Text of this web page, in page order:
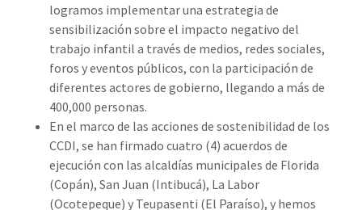
logramos implementar una estrategia de
sensibilización sobre el impacto negativo del
trabajo infantil a través de medios, redes sociales,
foros y eventos públicos, con la participación de
diferentes actores de gobierno, llegando a más de
400,000 personas.
En el marco de las acciones de sostenibilidad de los
CCDI, se han firmado cuatro (4) acuerdos de
ejecución con las alcaldías municipales de Florida
(Copán), San Juan (Intibucá), La Labor
(Ocotepeque) y Teupasenti (El Paraíso), y hemos